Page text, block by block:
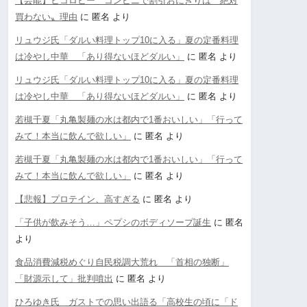
買わない〟理由 に 匿名 より
リュウジ氏「ダルい料理トップ10に入る」夏の定番料理
は冷やし中華 「あり得ないほどダルい」
に 匿名 より
リュウジ氏「ダルい料理トップ10に入る」夏の定番料理
は冷やし中華 「あり得ないほどダルい」
に 匿名 より
若槻千夏「丸亀製麺の水は都内で1番おいしい」「行って
みて！本当に飲んで欲しい」
に 匿名 より
若槻千夏「丸亀製麺の水は都内で1番おいしい」「行って
みて！本当に飲んで欲しい」
に 匿名 より
【悲報】プロテイン、高すぎる に 匿名 より
「子供が飲みそう…」ペプシのボディソープ誕生 に 匿名
より
食品消費減税めぐり自民税調大荒れ 「首相の独断」
「財源示して」批判噴出 に 匿名 より
ひろゆき氏 ガストでの思い出語る「高校生の頃に「ド